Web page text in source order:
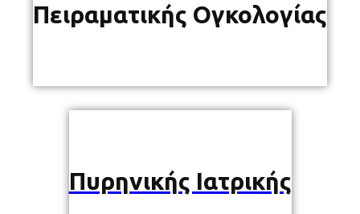
Πειραματικής Ογκολογίας
Πυρηνικής Ιατρικής